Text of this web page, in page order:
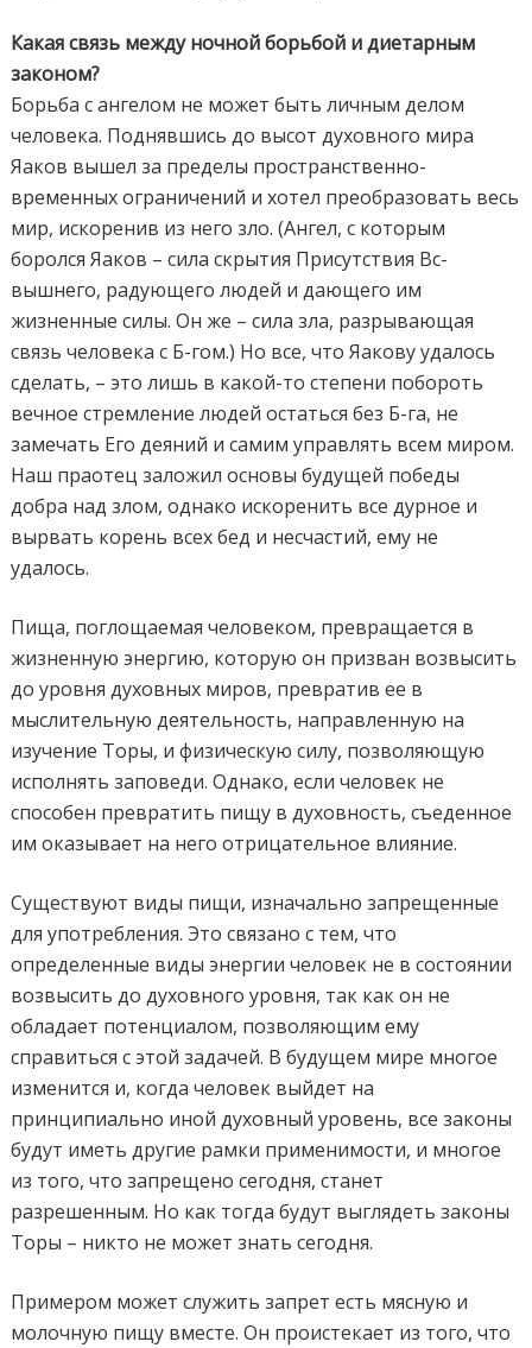
Какая связь между ночной борьбой и диетарным
законом?
Борьба с ангелом не может быть личным делом
человека. Поднявшись до высот духовного мира
Яаков вышел за пределы пространственно-
временных ограничений и хотел преобразовать весь
мир, искоренив из него зло. (Ангел, с которым
боролся Яаков – сила скрытия Присутствия Вс-
вышнего, радующего людей и дающего им
жизненные силы. Он же – сила зла, разрывающая
связь человека с Б-гом.) Но все, что Яакову удалось
сделать, – это лишь в какой-то степени побороть
вечное стремление людей остаться без Б-га, не
замечать Его деяний и самим управлять всем миром.
Наш праотец заложил основы будущей победы
добра над злом, однако искоренить все дурное и
вырвать корень всех бед и несчастий, ему не
удалось.
Пища, поглощаемая человеком, превращается в
жизненную энергию, которую он призван возвысить
до уровня духовных миров, превратив ее в
мыслительную деятельность, направленную на
изучение Торы, и физическую силу, позволяющую
исполнять заповеди. Однако, если человек не
способен превратить пищу в духовность, съеденное
им оказывает на него отрицательное влияние.
Существуют виды пищи, изначально запрещенные
для употребления. Это связано с тем, что
определенные виды энергии человек не в состоянии
возвысить до духовного уровня, так как он не
обладает потенциалом, позволяющим ему
справиться с этой задачей. В будущем мире многое
изменится и, когда человек выйдет на
принципиально иной духовный уровень, все законы
будут иметь другие рамки применимости, и многое
из того, что запрещено сегодня, станет
разрешенным. Но как тогда будут выглядеть законы
Торы – никто не может знать сегодня.
Примером может служить запрет есть мясную и
молочную пищу вместе. Он проистекает из того, что